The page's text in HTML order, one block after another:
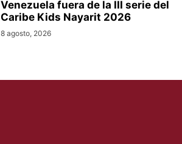
Venezuela fuera de la III serie del
Caribe Kids Nayarit 2026
8 agosto, 2026